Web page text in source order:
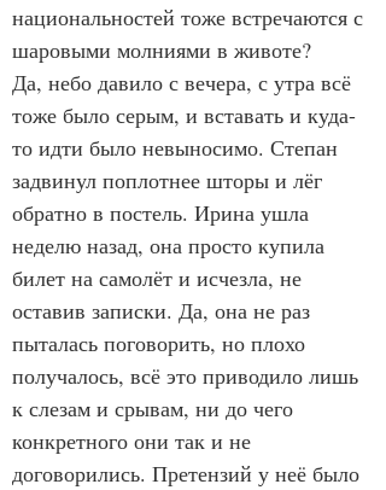
национальностей тоже встречаются с
шаровыми молниями в животе?
Да, небо давило с вечера, с утра всё
тоже было серым, и вставать и куда-
то идти было невыносимо. Степан
задвинул поплотнее шторы и лёг
обратно в постель. Ирина ушла
неделю назад, она просто купила
билет на самолёт и исчезла, не
оставив записки. Да, она не раз
пыталась поговорить, но плохо
получалось, всё это приводило лишь
к слезам и срывам, ни до чего
конкретного они так и не
договорились. Претензий у неё было